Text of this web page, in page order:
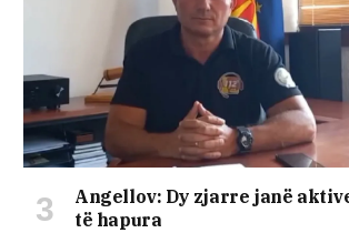
Angellov: Dy zjarre janë
të hapura